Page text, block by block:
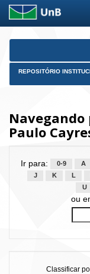
Skip
REPOSITÓRIO
Navegando
Paulo
Ir para: 0-9 A
J
K L
U
ou
Classificar